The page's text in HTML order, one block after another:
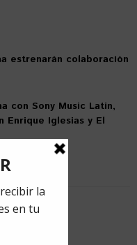
estrenarán colaboración
con Sony Music Latin,
Enrique Iglesias y El